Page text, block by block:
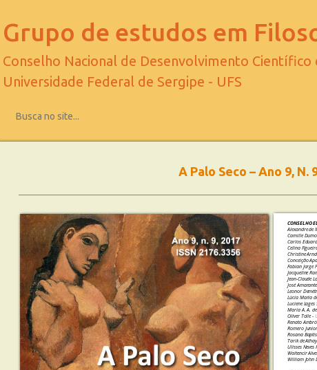
Grupo de estudos em
Conselho Nacional de Desenvolvimento Científico
Universidade Federal de Sergipe - UFS
A Palo Seco – Ano 9, N.
CONSELHO
Alexandre de
Camille
Carlos
Celina
Christine
Conceição
Fabian Jorge
Jacqueline
Jean-Claude
José
Leonor
Lúcia Maria
Luciene Lages
Maria A. A.
Oliver Tolle -
Renato
Romero
Rosana
Tarik de
Ulisses Neves
Waltencir
William John